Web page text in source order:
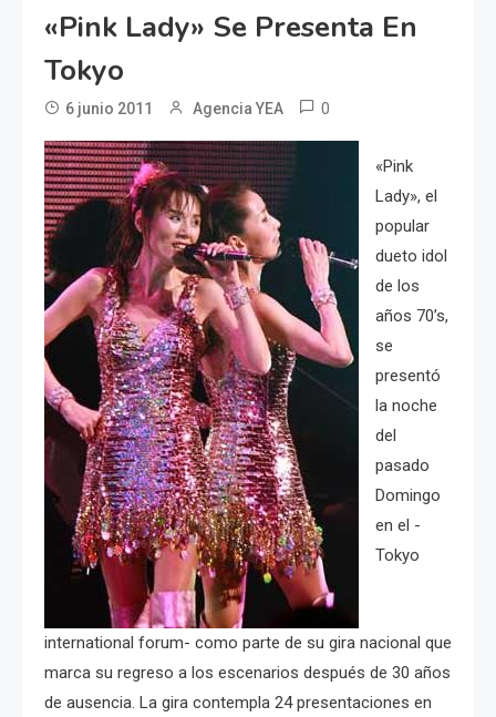
«Pink Lady» Se Presenta En
Tokyo
6 junio 2011 Agencia YEA 0
«Pink
Lady», el
popular
dueto idol
de los
años 70’s,
se
presentó
la noche
del
pasado
Domingo
en el -
Tokyo
international forum- como parte de su gira nacional que
marca su regreso a los escenarios después de 30 años
de ausencia. La gira contempla 24 presentaciones en